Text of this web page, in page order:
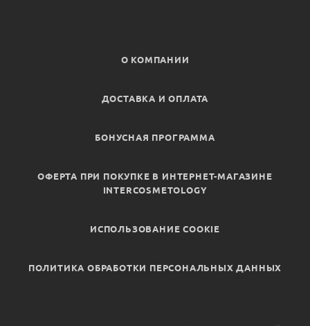
О КОМПАНИИ
ДОСТАВКА И ОПЛАТА
БОНУСНАЯ ПРОГРАММА
ОФЕРТА ПРИ ПОКУПКЕ В ИНТЕРНЕТ-МАГАЗИНЕ
INTERCOSMETOLOGY
ИСПОЛЬЗОВАНИЕ COOKIE
ПОЛИТИКА ОБРАБОТКИ ПЕРСОНАЛЬНЫХ ДАННЫХ